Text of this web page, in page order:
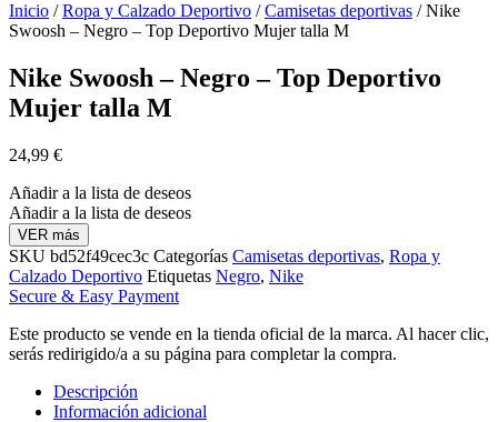
Inicio /Ropa y Calzado Deportivo /Camisetas deportivas / Nike
Swoosh – Negro – Top Deportivo Mujer talla M
Nike Swoosh – Negro – Top Deportivo
Mujer talla M
24,99 €
Añadir a la lista de deseos
Añadir a la lista de deseos
VER más
SKU bd52f49cec3c Categorías Camisetas deportivas, Ropa y
Calzado Deportivo Etiquetas Negro, Nike
Secure & Easy Payment
Este producto se vende en la tienda oficial de la marca. Al hacer clic,
serás redirigido/a a su página para completar la compra.
Descripción
Información adicional